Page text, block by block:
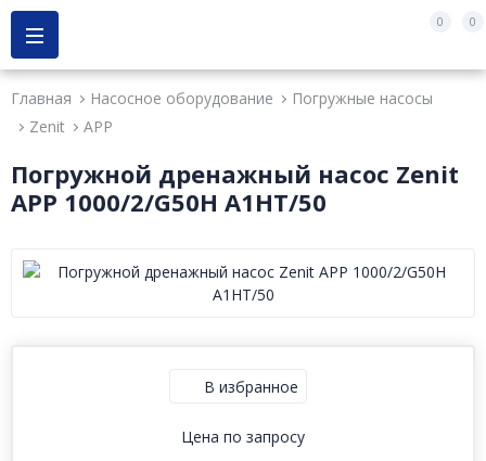
0 0
Главная Насосное оборудование
Погружные насосы
Zenit
APP
Погружной дренажный насос Zenit
APP 1000/2/G50H A1HT/50
В избранное
Цена по запросу